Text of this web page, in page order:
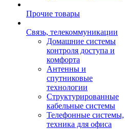
Прочие товары
Связь, телекоммуникации
Домашние системы
контроля доступа и
комфорта
Антенны и
спутниковые
технологии
Структурированные
кабельные системы
Телефонные системы,
техника для офиса